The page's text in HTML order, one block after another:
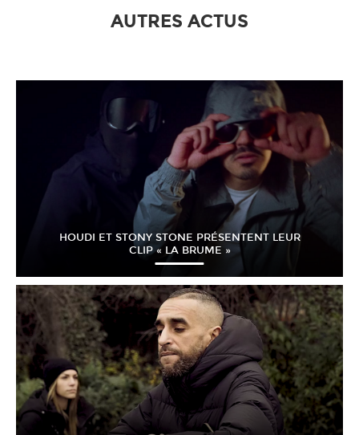
AUTRES ACTUS
HOUDI ET STONY STONE PRÉSENTENT LEUR
CLIP « LA BRUME »